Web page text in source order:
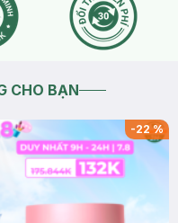
CHO BẠN
-22%